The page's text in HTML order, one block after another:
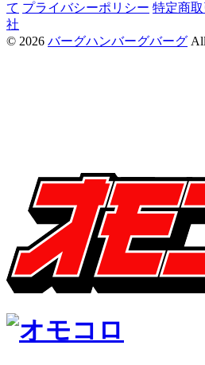
て プライバシーポリシー 特定商
社
© 2026 バーグハンバーグバーグ